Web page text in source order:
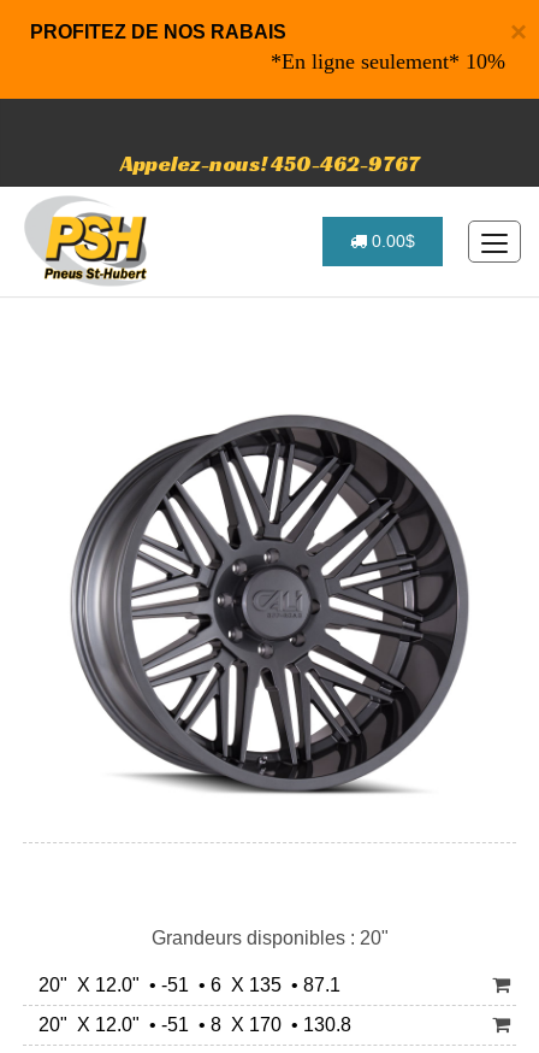
×
PROFITEZ DE NOS RABAIS
*En ligne seulement* 10% de
Appelez-nous! 450-462-9767
0.00$
Grandeurs disponibles : 20"
20" X 12.0" • -51 • 6 X 135 • 87.1
20" X 12.0" • -51 • 8 X 170 • 130.8